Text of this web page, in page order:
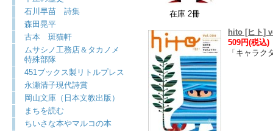
石川早苗 詩集
森田晃平
古本 斑猫軒
ムサシノ工務店＆タカノメ
特殊部隊
451ブックス製リトルプレス
永瀬清子現代詩賞
岡山文庫（日本文教出版）
まちを読む
ちいさな本やマルコの本
在庫 2冊
hito [ヒト]
509円(税込)
「キャラク